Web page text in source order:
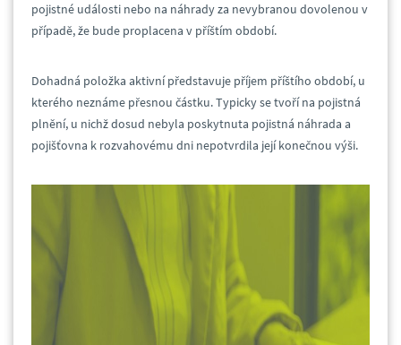
pojistné události nebo na náhrady za nevybranou dovolenou v
případě, že bude proplacena v příštím období.
Dohadná položka aktivní představuje příjem příštího období, u
kterého neznáme přesnou částku. Typicky se tvoří na pojistná
plnění, u nichž dosud nebyla poskytnuta pojistná náhrada a
pojišťovna k rozvahovému dni nepotvrdila její konečnou výši.